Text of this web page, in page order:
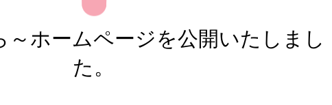
～ホームページを公開いたしまし
た。